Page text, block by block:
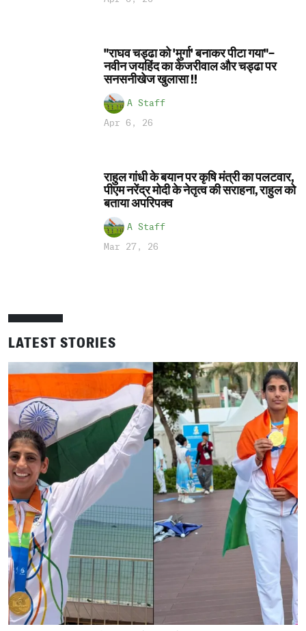
"राघव चड्ढा को 'मुर्गा' बनाकर पीटा गया"–
नवीन जयहिंद का केजरीवाल और चड्ढा पर
सनसनीखेज खुलासा !!
A Staff
Apr 6, 26
राहुल गांधी के बयान पर कृषि मंत्री का पलटवार,
पीएम नरेंद्र मोदी के नेतृत्व की सराहना, राहुल को
बताया अपरिपक्व
A Staff
Mar 27, 26
LATEST STORIES